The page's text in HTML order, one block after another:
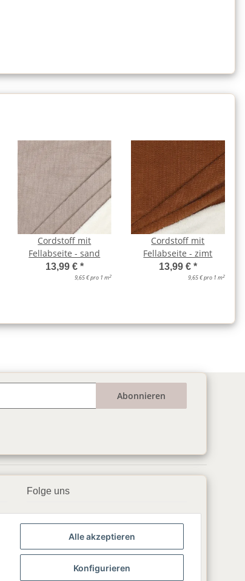
Cordstoff mit
Fellabseite - sand
13,99 € *
9,65 € pro 1 m2
Cordstoff mit
Fellabseite - zimt
13,99 € *
9,65 € pro 1 m2
Abonnieren
Folge uns
▶️ YouTube
📸 Instagram
Alle akzeptieren
Konfigurieren